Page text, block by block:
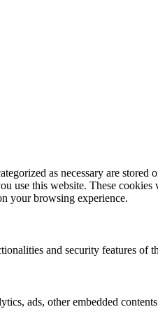
as necessary are stored
use this website. These
your browsing experience.
and security features of
ads, other embedded